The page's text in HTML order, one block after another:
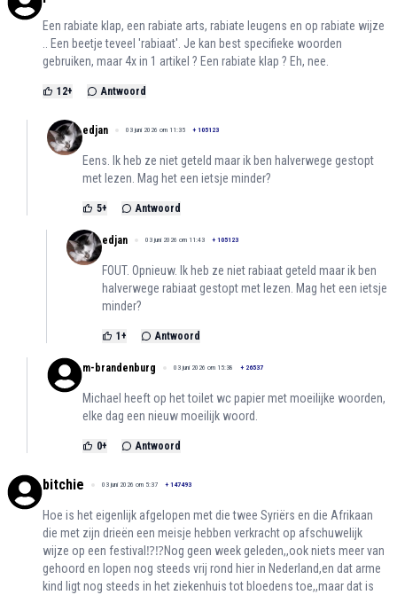
Een rabiate klap, een rabiate arts, rabiate leugens en op rabiate wijze
.. Een beetje teveel 'rabiaat'. Je kan best specifieke woorden
gebruiken, maar 4x in 1 artikel ? Een rabiate klap ? Eh, nee.
12+ Antwoord
edjan 03 juni 2026 om 11:35 + 105123
Eens. Ik heb ze niet geteld maar ik ben halverwege gestopt
met lezen. Mag het een ietsje minder?
5+ Antwoord
edjan 03 juni 2026 om 11:43 + 105123
FOUT. Opnieuw. Ik heb ze niet rabiaat geteld maar ik ben
halverwege rabiaat gestopt met lezen. Mag het een ietsje
minder?
1 + Antwoord
m-brandenburg 03 juni 2026 om 15:38 + 26537
Michael heeft op het toilet wc papier met moeilijke woorden,
elke dag een nieuw moeilijk woord.
0+ Antwoord
bitchie 03 juni 2026 om 5:37 + 147493
Hoe is het eigenlijk afgelopen met die twee Syriërs en die Afrikaan
die met zijn drieën een meisje hebben verkracht op afschuwelijk
wijze op een festival⁉️⁉️Nog geen week geleden,,ook niets meer van
gehoord en lopen nog steeds vrij rond hier in Nederland,en dat arme
kind ligt nog steeds in het ziekenhuis tot bloedens toe,,maar dat is